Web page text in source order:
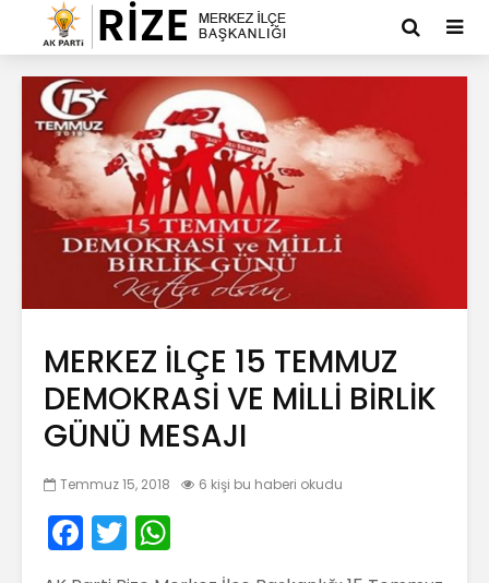
MERKEZ İLÇE 15 TEMMUZ
DEMOKRASİ VE MİLLİ BİRLİK
GÜNÜ MESAJI
Temmuz 15, 2018 6 kişi bu haberi okudu
F
a
T
w h